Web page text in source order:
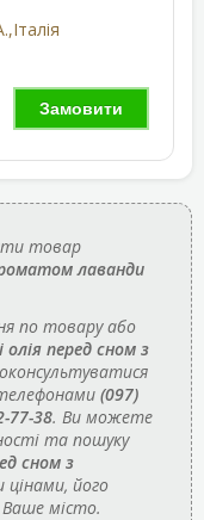
Замовити
товар
лаванди
по товару або
перед сном з
(097)
77-38. Ви можете
та пошуку
сном з
його
місто.